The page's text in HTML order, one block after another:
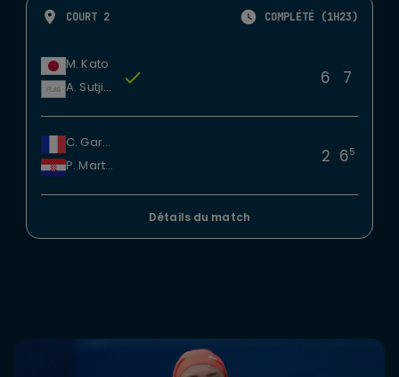
COURT 2 COMPLÉTÉ (1H23)
M. Kato
A. Sutjiadi
6 7
C. Garcia
P. Martic
2 65
Détails du match